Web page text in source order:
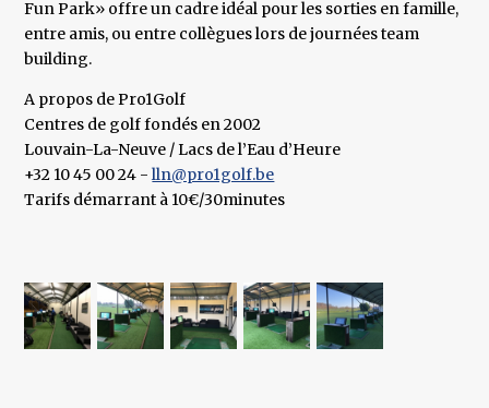
Fun Park» offre un cadre idéal pour les sorties en famille,
entre amis, ou entre collègues lors de journées team
building.
A propos de Pro1Golf
Centres de golf fondés en 2002
Louvain-La-Neuve / Lacs de l’Eau d’Heure
+32 10 45 00 24 -lln@pro1golf.be
Tarifs démarrant à 10€/30minutes